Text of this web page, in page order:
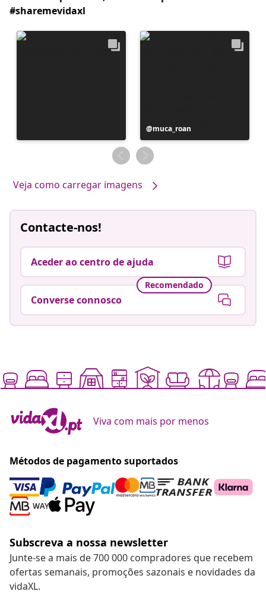
#sharemevidaxl
Postagem
publicada
por
muca_roan
Veja como carregar imagens
Contacte-nos!
Aceder ao centro de ajuda
Recomendado
Converse connosco
Viva com mais por menos
Métodos de pagamento suportados
Subscreva a nossa newsletter
Junte-se a mais de 700 000 compradores que recebem
ofertas semanais, promoções sazonais e novidades da
vidaXL.